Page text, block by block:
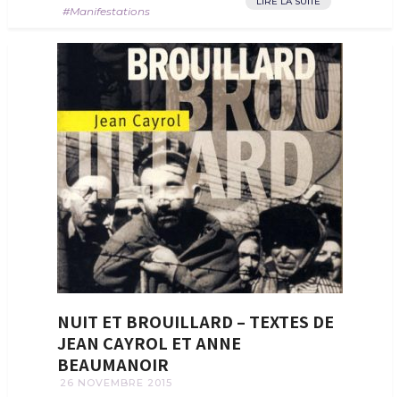
Manifestations
NUIT ET BROUILLARD – TEXTES DE
JEAN CAYROL ET ANNE
BEAUMANOIR
26 NOVEMBRE 2015